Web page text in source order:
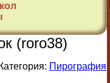
(roro38)
Пирография